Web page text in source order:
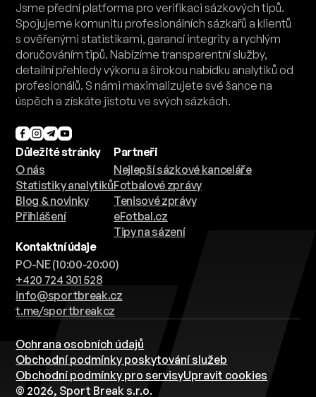
Jsme přední platforma pro verifikaci sázkových tipů.
Spojujeme komunitu profesionálních sázkařů a klientů
s ověřenými statistikami, garancí integrity a rychlým
doručováním tipů. Nabízíme transparentní služby,
detailní přehledy výkonu a širokou nabídku analytiků od
profesionálů. S námi maximalizujete své šance na
úspěch a získáte jistotu ve svých sázkách.
Důležité stránky
O nás
Statistiky analytiků
Blog & novinky
Přihlášení
Partneři
Nejlepší sázkové kanceláře
Fotbalové zprávy
Tenisové zprávy
eFotbal.cz
Tipy na sázení
Kontaktní údaje
PO-NE (10:00-20:00)
+420 724 301 528
info@sportbreak.cz
t.me/sportbreakcz
Ochrana osobních údajů
Obchodní podmínky poskytování služeb
Obchodní podmínky pro servisyUpravit cookies
© 2026, Sport Break s.r.o.